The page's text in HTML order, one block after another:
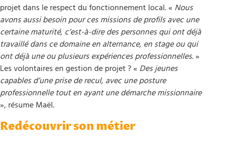
projet dans le respect du fonctionnement local. « Nous
avons aussi besoin pour ces missions de profils avec une
certaine maturité, c’est-à-dire des personnes qui ont déjà
travaillé dans ce domaine en alternance, en stage ou qui
ont déjà une ou plusieurs expériences professionnelles.»
Les volontaires en gestion de projet ? « Des jeunes
capables d’une prise de recul, avec une posture
professionnelle tout en ayant une démarche missionnaire
», résume Maël.
Redécouvrir son métier